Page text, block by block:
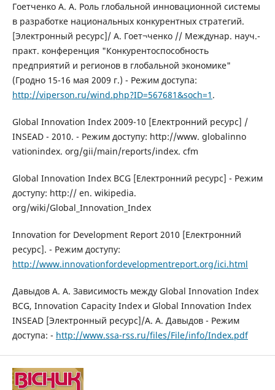
Гоетченко А. А. Роль глобальной инновационной системы
в разработке национальных конкурентных стратегий.
[Электронный ресурс]/ А. Гоет¬ченко // Междунар. науч.-
практ. конференция "Конкурентоспособность
предприятий и регионов в глобальной экономике"
(Гродно 15-16 мая 2009 г.) - Режим доступа:
http://viperson.ru/wind.php?ID=567681&soch=1 .
Global Innovation Index 2009-10 [Електронний ресурс] /
INSEAD - 2010. - Режим доступу: http://www. globalinno
vationindex. org/gii/main/reports/index. cfm
Global Innovation Index BCG [Електронний ресурс] - Режим
доступу: http:// en. wikipedia.
org/wiki/Global_Innovation_Index
Innovation for Development Report 2010 [Електронний
ресурс]. - Режим доступу:
http://www.innovationfordevelopmentreport.org/ici.html
Давыдов А. А. Зависимость между Global Innovation Index
BCG, Innovation Capacity Index и Global Innovation Index
INSEAD [Электронный ресурс]/A. A. Давыдов - Режим
доступа: - http://www.ssa-rss.ru/files/File/info/Index.pdf